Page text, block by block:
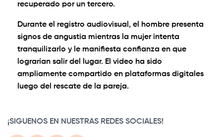
recuperado por un tercero.
Durante el registro audiovisual, el hombre presenta
signos de angustia mientras la mujer intenta
tranquilizarlo y le manifiesta confianza en que
lograrían salir del lugar. El video ha sido
ampliamente compartido en plataformas digitales
luego del rescate de la pareja.
0:00 / 1:39 1×
¡SIGUENOS EN NUESTRAS REDES SOCIALES!